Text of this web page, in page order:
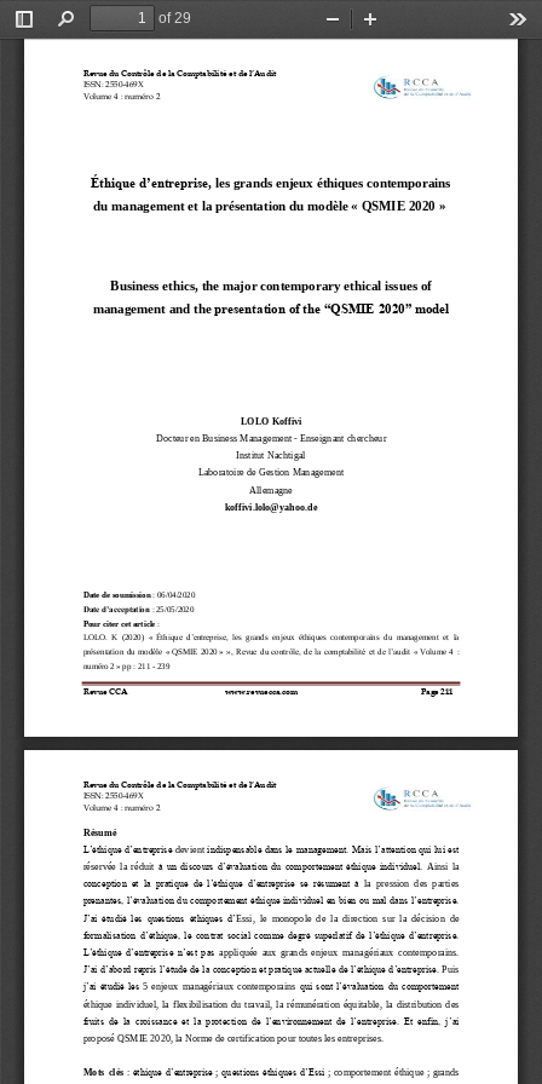
Toggle
Find
of 29
Zoom
Revue du Contrôle de la Comptabilité et de l’Audit
ISSN: 2550-469X
Volume 4 : numéro 2
Revue CCA                                               www.revuecca.com Page 211
Éthique d’entreprise les grands enjeux éthiques contemporains
du management et la présentation du modèle « QSMIE 2020 »
Business ethics, the major contemporary ethical issues of
management and the presentation of the “QSMIE 2020” model
LOLO Koffivi
Docteur en Business Management - Enseignant chercheur
Institut Nachtigal
Laboratoire de Gestion Management
Allemagne
koffivi.lolo@yahoo.de
Date de soumission : 06/04/2020
Date d’acceptation : 25/05/2020
Pour citer cet article :
LOLO. K (2020)  « Éthique  d’entreprise, les  grands  enjeux  éthiques  contemporains  du  management et  la
présentation  du  modèle  « QSMIE  2020 » », Revue du contrôle, de la comptabilité et de l’audit « Volume  4  :
numéro 2 » pp : 211 239
Revue du Contrôle de la Comptabilité et de l’Audit
ISSN: 2550-469X
Volume 4 : numéro 2
Résumé
L’éthique d’entreprise devient indispensable dans le management. Mais l’attention qui lui est
réservée la réduit à un discours d’évaluation du comportement éthique individuel
Ainsi  la
conception  et  la  pratique  de  l’éthique d’entreprise  se  résument  à la  pression  des  parties
prenantes, l’évaluation du comportement éthique individuel en bien ou mal dans l’entreprise.
J’ai étudié  les  questions  éthiques  d’Essi ,  le  monopole  de  la  direction  sur  la  décision  de
formalisation d’éthique, le contrat social  comme degré superlatif de l’éthique d’entreprise.
L’éthique  d’entreprise n’est  pas appliquée aux  grands  enjeux  managériaux  contemporains
J’ai d’abord repris l’étude de la conception et pratique actuelle de l’éthique d’entreprise. Puis
j’ai étudié les 5 enjeux  managériaux  contemporains qui sont l’évaluation du comportement
éthique  individuel,  la flexibilisation  du  travail,  la  rémunération  équitable,  la  distribution  des
fruits  de  la  croissance  et  la  protection  de  l’environnement  de  l’entreprise.
Et  enfin,  j’ai
proposé QSMIE 2020, la Norme de certification pour toutes les entreprises.
Mots  clés : éthique d’entreprise ; questions éthiques d’Essi ; comportement  éthique ; grands